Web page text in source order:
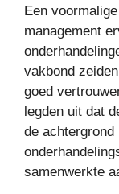
Een
management
vakbond
goed
legden uit dat
de
samenwerkte